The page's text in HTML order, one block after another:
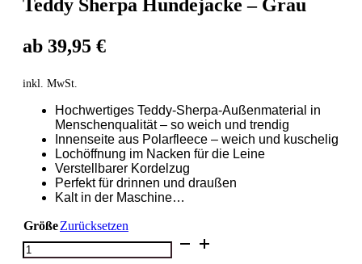
Teddy Sherpa Hundejacke – Grau
ab 39,95 €
inkl. MwSt.
Hochwertiges Teddy-Sherpa-Außenmaterial in
Menschenqualität – so weich und trendig
Innenseite aus Polarfleece – weich und kuschelig
Lochöffnung im Nacken für die Leine
Verstellbarer Kordelzug
Perfekt für drinnen und draußen
Kalt in der Maschine…
GrößeZurücksetzen
Teddy
Sherpa